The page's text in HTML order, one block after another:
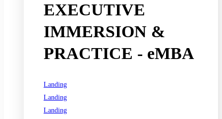
EXECUTIVE
IMMERSION &
PRACTICE - eMBA
Landing
Landing
Landing